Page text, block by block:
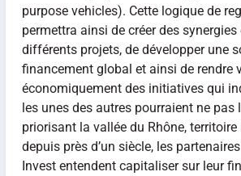
purpose vehicles). Cette logique de
permettra ainsi de créer des synergies
différents projets, de développer une
financement global et ainsi de rendre
économiquement des initiatives qui
les unes des autres pourraient ne pas
priorisant la vallée du Rhône, territoire
depuis près d’un siècle, les
Invest entendent capitaliser sur leur